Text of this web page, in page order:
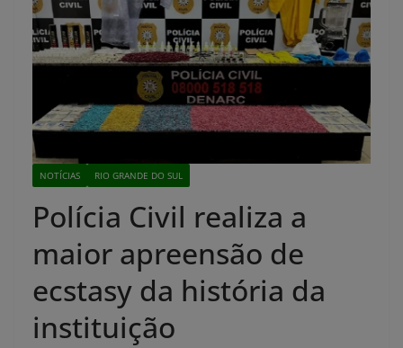
NOTÍCIAS RIO GRANDE DO SUL
Polícia Civil realiza a
maior apreensão de
ecstasy da história da
instituição